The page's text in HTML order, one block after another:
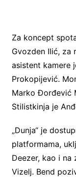
Za koncept
Gvozden Ilić, za
asistent kamere
Prokopijević.
Marko Đorđević
Stilistkinja je
„Dunja“ je
platformama,
Deezer, kao i na
Vizelj. Bend